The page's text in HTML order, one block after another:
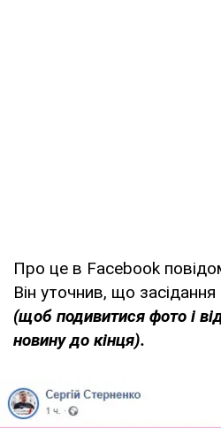
Про це в Facebook
Він уточнив, що
(щоб подивитися фото і
новину до кінця).